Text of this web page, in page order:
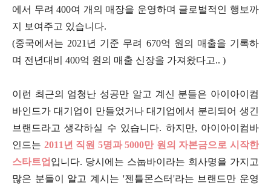
에서 무려 400여 개의 매장을 운영하며 글로벌적인 행보까
지 보여주고 있습니다.
(중국에서는 2021년 기준 무려 670억 원의 매출을 기록하
며 전년대비 400억 원의 매출 신장을 가져왔다고.. )
이런 최근의 엄청난 성공만 알고 계신 분들은 아이아이컴
바인드가 대기업이 만들었거나 대기업에서 분리되어 생긴
브랜드라고 생각하실 수 있습니다. 하지만, 아이아이컴바
인드는 2011년 직원 5명과 5000만 원의 자본금으로 시작한
스타트업 입니다. 당시에는 스눕바이라는 회사명을 가지고
많은 분들이 알고 계시는 '젠틀몬스터'라는 브랜드만 운영